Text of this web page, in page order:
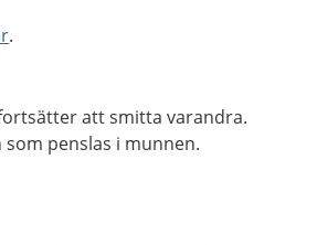
.
att smitta varandra.
penslas i munnen.